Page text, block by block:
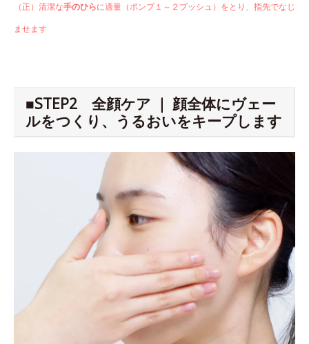
（正）清潔な手のひらに適量（ポンプ１～２プッシュ）をとり、指先でなじ
ませます
■STEP2 全顔ケア ｜ 顔全体にヴェー
ルをつくり、うるおいをキープします